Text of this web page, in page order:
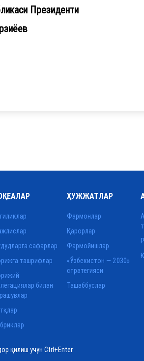
Президенти
сафарлар
ташрифлар
билан
ҲУЖЖАТЛАР
Фармонлар
Қарорлар
Фармойишлар
«Ўзбекистон — 2030»
стратегияси
Ташаббуслар
қилиш учун Ctrl+Enter